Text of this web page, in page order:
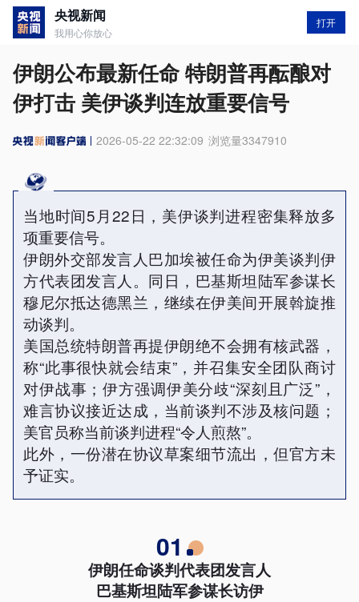
央视新闻
我用心你放心
打开
伊朗公布最新任命 特朗普再酝酿对
伊打击 美伊谈判连放重要信号
2026-05-22 22:32:09 浏览量3347910
当地时间5月22日，美伊谈判进程密集释放多
项重要信号。
伊朗外交部发言人巴加埃被任命为伊美谈判伊
方代表团发言人。同日，巴基斯坦陆军参谋长
穆尼尔抵达德黑兰，继续在伊美间开展斡旋推
动谈判。
美国总统特朗普再提伊朗绝不会拥有核武器，
称“此事很快就会结束”，并召集安全团队商讨
对伊战事；伊方强调伊美分歧“深刻且广泛”，
难言协议接近达成，当前谈判不涉及核问题；
美官员称当前谈判进程“令人煎熬”。
此外，一份潜在协议草案细节流出，但官方未
予证实。
01
伊朗任命谈判代表团发言人
巴基斯坦陆军参谋长访伊